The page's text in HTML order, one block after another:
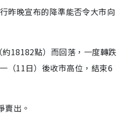
昨晚宣布的降準能否令大市向
18182點）而回落，一度轉跌
（11日）後收市高位，結束6
出。